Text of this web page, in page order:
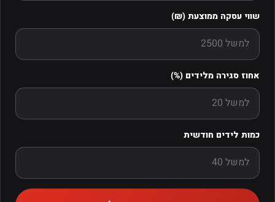
שווי עסקה ממוצעת (₪)
אחוז סגירה מלידים (%)
כמות לידים חודשית